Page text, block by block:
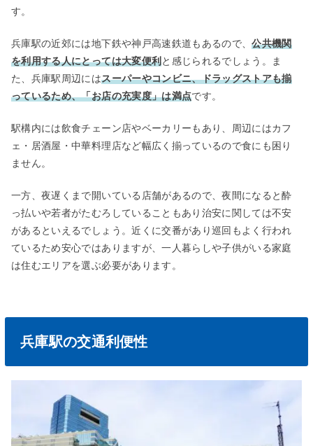
す。
兵庫駅の近郊には地下鉄や神戸高速鉄道もあるので、公共機関
を利用する人にとっては大変便利と感じられるでしょう。ま
た、兵庫駅周辺にはスーパーやコンビニ、ドラッグストアも揃
っているため、「お店の充実度」は満点です。
駅構内には飲食チェーン店やベーカリーもあり、周辺にはカフ
ェ・居酒屋・中華料理店など幅広く揃っているので食にも困り
ません。
一方、夜遅くまで開いている店舗があるので、夜間になると酔
っ払いや若者がたむろしていることもあり治安に関しては不安
があるといえるでしょう。近くに交番があり巡回もよく行われ
ているため安心ではありますが、一人暮らしや子供がいる家庭
は住むエリアを選ぶ必要があります。
兵庫駅の交通利便性